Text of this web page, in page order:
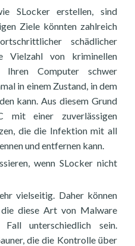
SLocker erstellen, sind
Ziele könnten zahlreich
schädlicher
Vielzahl von kriminellen
Ihren Computer schwer
in einem Zustand, in dem
kann. Aus diesem Grund
einer zuverlässigen
die die Infektion mit all
und entfernen kann.
wenn SLocker nicht
vielseitig. Daher können
diese Art von Malware
unterschiedlich sein.
die die Kontrolle über